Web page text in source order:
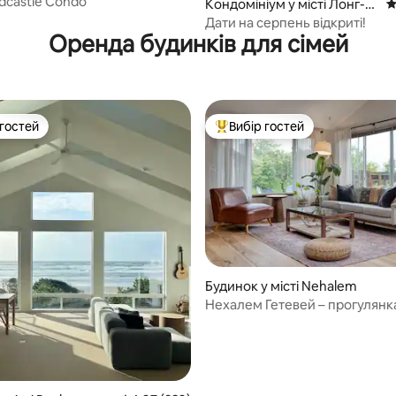
Кондомініум у місті Лонг-Бі
ч
Дати на серпень відкриті!
Оренда будинків для сімей
гостей Топ вибір гостей
Вибір гостей
Будинок у місті Nehalem
Нехалем Гетевей –